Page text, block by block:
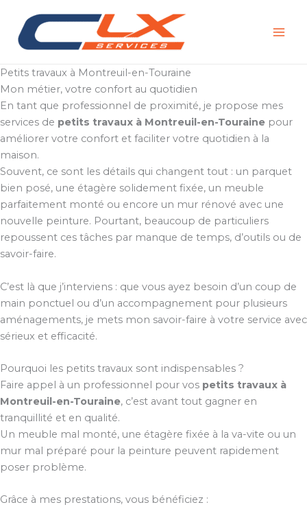
contenu
Petits travaux à Montreuil-en-Touraine
Mon métier, votre confort au quotidien
En tant que professionnel de proximité, je propose mes
services de petits travaux à Montreuil-en-Touraine pour
améliorer votre confort et faciliter votre quotidien à la
maison.
Souvent, ce sont les détails qui changent tout : un parquet
bien posé, une étagère solidement fixée, un meuble
parfaitement monté ou encore un mur rénové avec une
nouvelle peinture. Pourtant, beaucoup de particuliers
repoussent ces tâches par manque de temps, d’outils ou de
savoir-faire.
C’est là que j’interviens : que vous ayez besoin d’un coup de
main ponctuel ou d’un accompagnement pour plusieurs
aménagements, je mets mon savoir-faire à votre service avec
sérieux et efficacité.
Pourquoi les petits travaux sont indispensables ?
Faire appel à un professionnel pour vos petits travaux à
Montreuil-en-Touraine, c’est avant tout gagner en
tranquillité et en qualité.
Un meuble mal monté, une étagère fixée à la va-vite ou un
mur mal préparé pour la peinture peuvent rapidement
poser problème.
Grâce à mes prestations, vous bénéficiez :